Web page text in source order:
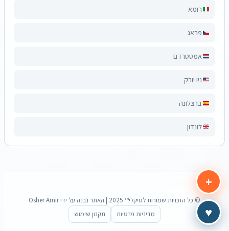
רומא
פראג
אמסטרדם
ניו יורק
ברצלונה
לונדון
© כל הזכויות שמורות לטיקלי™ 2025 | האתר נבנה על ידי Osher Amir
מדיניות פרטיות
תקנון שימוש
+
♥